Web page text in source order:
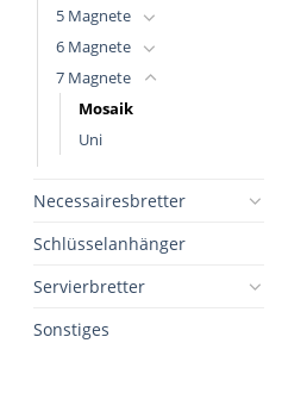
5 Magnete
6 Magnete
7 Magnete
Mosaik
Uni
Necessairesbretter
Schlüsselanhänger
Servierbretter
Sonstiges